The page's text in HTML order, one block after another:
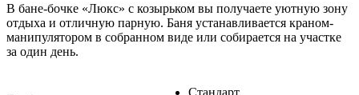
В бане-бочке «Люкс» с козырьком вы получаете уютную зону
отдыха и отличную парную. Баня устанавливается краном-
манипулятором в собранном виде или собирается на участке
за один день.
Стандарт